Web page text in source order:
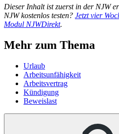
Dieser Inhalt ist zuerst in der NJW
NJW kostenlos testen? Jetzt vier
Modul NJWDirekt.
Mehr zum Thema
Urlaub
Arbeitsunfähigkeit
Arbeitsvertrag
Kündigung
Beweislast